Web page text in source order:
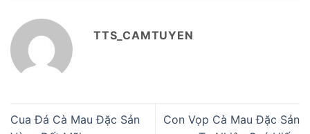
TTS_CAMTUYEN
Cua Đá Cà Mau Đặc Sản
Con Vọp Cà Mau Đặc Sản